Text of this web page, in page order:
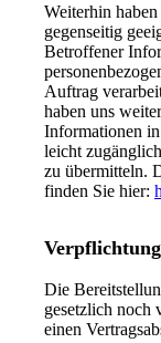
Weiterhin
gegenseitig
Betroffener
Auftrag
haben uns
Informationen in
leicht
zu übermitteln.
finden Sie hier:
Die
gesetzlich noch
einen